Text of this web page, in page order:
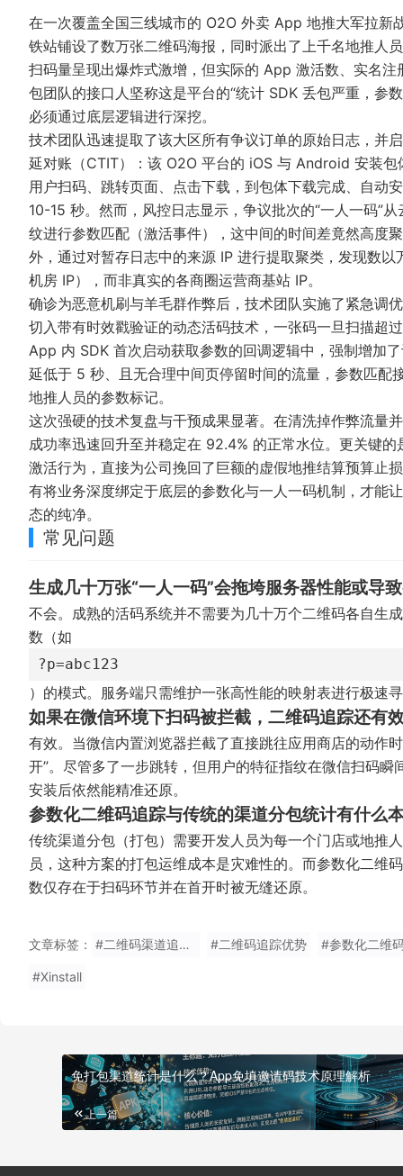
在一次覆盖全国三线城市的 O2O 外卖 App 地推大军拉新
铁站铺设了数万张二维码海报，同时派出了上千名地推人
扫码量呈现出爆炸式激增，但实际的 App 激活数、实名
包团队的接口人坚称这是平台的“统计 SDK 丢包严重，参
必须通过底层逻辑进行深挖。
技术团队迅速提取了该大区所有争议订单的原始日志，并
延对账（CTIT）：该 O2O 平台的 iOS 与 Android 安装
用户扫码、跳转页面、点击下载，到包体下载完成、自动
10-15 秒。然而，风控日志显示，争议批次的“一人一码”
纹进行参数匹配（激活事件），这中间的时间差竟然高度
外，通过对暂存日志中的来源 IP 进行提取聚类，发现数
机房 IP），而非真实的各商圈运营商基站 IP。
确诊为恶意机刷与羊毛群作弊后，技术团队实施了紧急调
切入带有时效戳验证的动态活码技术，一张码一旦扫描超
App 内 SDK 首次启动获取参数的回调逻辑中，强制增加
延低于 5 秒、且无合理中间页停留时间的流量，参数匹配
地推人员的参数标记。
这次强硬的技术复盘与干预成果显著。在清洗掉作弊流量
成功率迅速回升至并稳定在 92.4% 的正常水位。更关键
激活行为，直接为公司挽回了巨额的虚假地推结算预算止
有将业务深度绑定于底层的参数化与一人一码机制，才能
态的纯净。
常见问题
生成几十万张“一人一码”会拖垮服务器性能或导
不会。成熟的活码系统并不需要为几十万个二维码各自生
数（如
?p=abc123
）的模式。服务端只需维护一张高性能的映射表进行极速
如果在微信环境下扫码被拦截，二维码追踪还有
有效。当微信内置浏览器拦截了直接跳往应用商店的动作
开”。尽管多了一步跳转，但用户的特征指纹在微信扫码
安装后依然能精准还原。
参数化二维码追踪与传统的渠道分包统计有什么
传统渠道分包（打包）需要开发人员为每一个门店或地推
员，这种方案的打包运维成本是灾难性的。而参数化二维
数仅存在于扫码环节并在首开时被无缝还原。
文章标签： #二维码渠道追踪有什么优势 #二维码追踪优势 #参数化二维
#Xinstall
免打包渠道统计是什么？App免填邀请码技术原理解析
上一篇